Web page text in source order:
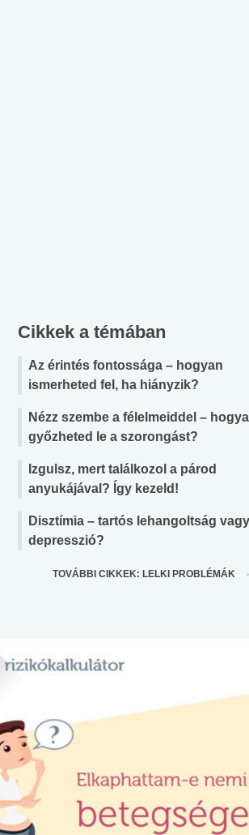
Cikkek a témában
Az érintés fontossága – hogyan
ismerheted fel, ha hiányzik?
Nézz szembe a félelmeiddel –
győzheted le a szorongást?
Izgulsz, mert találkozol a párod
anyukájával? Így kezeld!
Disztímia – tartós lehangoltság vagy
depresszió?
TOVÁBBI CIKKEK: LELKI PROBLÉMÁK
#Suli, munka
nyelvvizsga teszt -
No.42
#Suli, munka
teszt